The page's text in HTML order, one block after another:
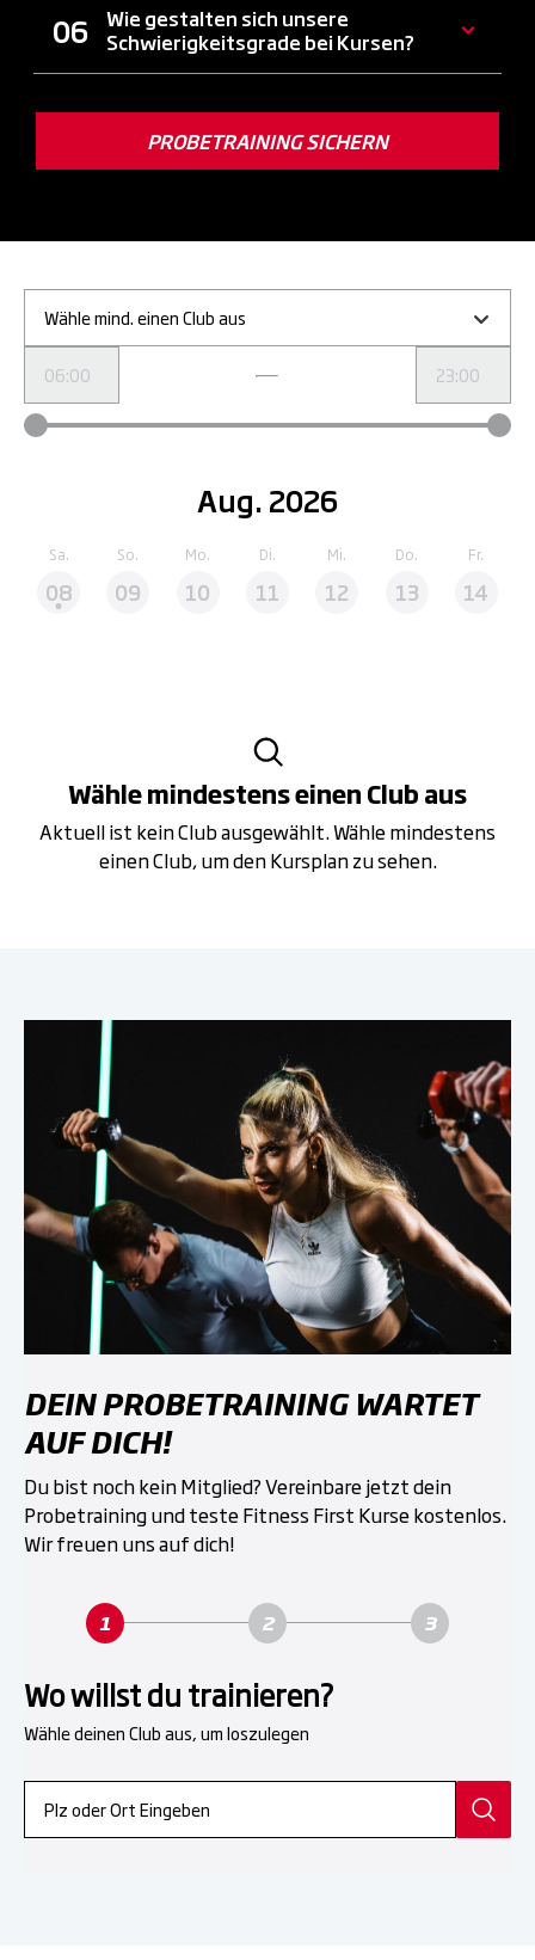
Wie gestalten sich unsere
Schwierigkeitsgrade bei Kursen?
PROBETRAINING SICHERN
Wähle mind. einen Club aus
Aug. 2026
Sa.
08
So.
09
Mo.
10
Di.
11
Mi.
12
Do.
13
Fr.
14
Wähle mindestens einen Club aus
Aktuell ist kein Club ausgewählt. Wähle mindestens
einen Club, um den Kursplan zu sehen.
DEIN PROBETRAINING WARTET
AUF DICH!
Du bist noch kein Mitglied? Vereinbare jetzt dein
Probetraining und teste Fitness First Kurse kostenlos.
Wir freuen uns auf dich!
Wo willst du trainieren?
Wähle deinen Club aus, um loszulegen